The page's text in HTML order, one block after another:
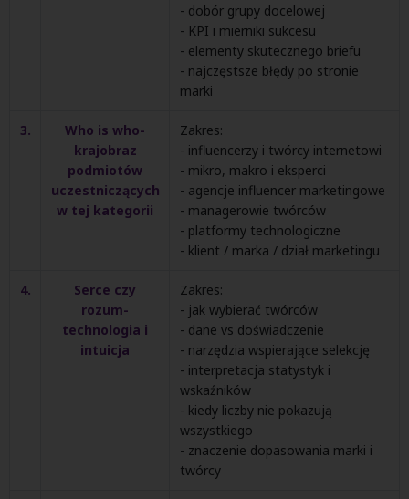
- dobór grupy docelowej
- KPI i mierniki sukcesu
- elementy skutecznego briefu
- najczęstsze błędy po stronie
marki
3.
Who is who-
krajobraz
podmiotów
uczestniczących
w tej kategorii
Zakres:
- influencerzy i twórcy internetowi
- mikro, makro i eksperci
- agencje influencer marketingowe
- managerowie twórców
- platformy technologiczne
- klient / marka / dział marketingu
4.
Serce czy
rozum-
technologia i
intuicja
Zakres:
- jak wybierać twórców
- dane vs doświadczenie
- narzędzia wspierające selekcję
- interpretacja statystyk i
wskaźników
- kiedy liczby nie pokazują
wszystkiego
- znaczenie dopasowania marki i
twórcy